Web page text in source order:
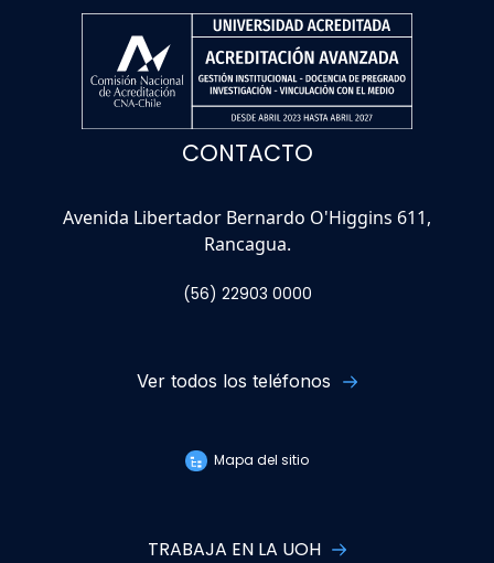
CONTACTO
Avenida Libertador Bernardo O'Higgins 611,
Rancagua.
(56) 22903 0000
Ver todos los teléfonos
Mapa del sitio
TRABAJA EN LA UOH